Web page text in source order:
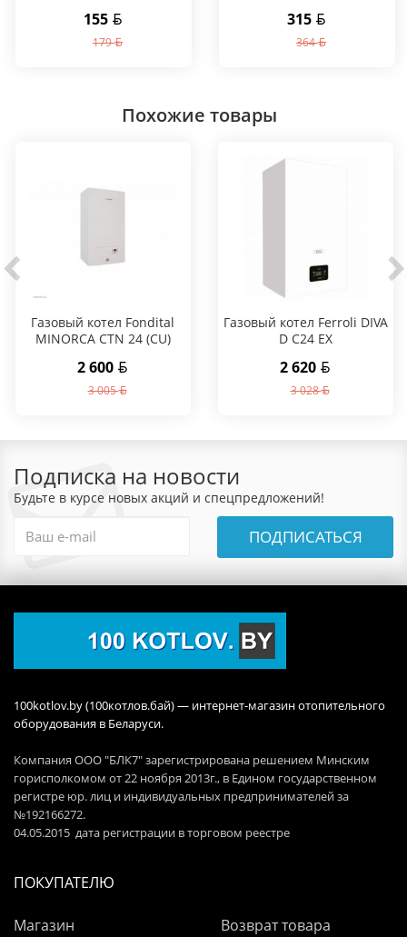
155
179
315
364
Похожие товары
Газовый котел Fondital
MINORCA CTN 24 (CU)
2 600
3 005
Газовый котел Ferroli DIVA
D C24 EX
2 620
3 028
Подписка на новости
Будьте в курсе новых акций и спецпредложений!
ПОДПИСАТЬСЯ
100kotlov.by (100котлов.бай) — интернет-магазин отопительного
оборудования в Беларуси.
Компания ООО "БЛК7" зарегистрирована решением Минским
горисполкомом от 22 ноября 2013г., в Едином государственном
регистре юр. лиц и индивидуальных предпринимателей за
№192166272.
04.05.2015 дата регистрации в торговом реестре
ПОКУПАТЕЛЮ
Магазин
Возврат товара